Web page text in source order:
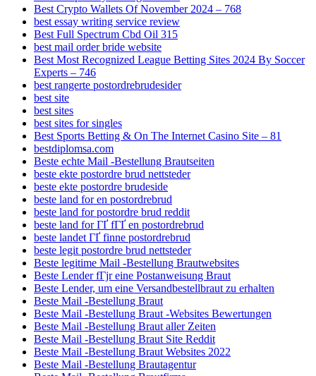
Best Crypto Wallets Of November 2024 – 768
best essay writing service review
Best Full Spectrum Cbd Oil 315
best mail order bride website
Best Most Recognized League Betting Sites 2024 By Soccer
Experts – 746
best rangerte postordrebrudesider
best site
best sites
best sites for singles
Best Sports Betting & On The Internet Casino Site – 81
bestdiplomsa.com
Beste echte Mail -Bestellung Brautseiten
beste ekte postordre brud nettsteder
beste ekte postordre brudeside
beste land for en postordrebrud
beste land for postordre brud reddit
beste land for ГҐ fГҐ en postordrebrud
beste landet ГҐ finne postordrebrud
beste legit postordre brud nettsteder
Beste legitime Mail -Bestellung Brautwebsites
Beste Lender fГјr eine Postanweisung Braut
Beste Lender, um eine Versandbestellbraut zu erhalten
Beste Mail -Bestellung Braut
Beste Mail -Bestellung Braut -Websites Bewertungen
Beste Mail -Bestellung Braut aller Zeiten
Beste Mail -Bestellung Braut Site Reddit
Beste Mail -Bestellung Braut Websites 2022
Beste Mail -Bestellung Brautagentur